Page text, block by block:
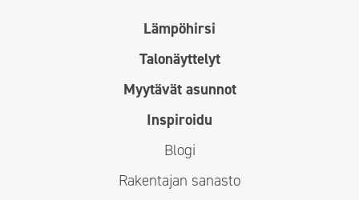
Lämpöhirsi
Talonäyttelyt
Myytävät asunnot
Inspiroidu
Blogi
Rakentajan sanasto